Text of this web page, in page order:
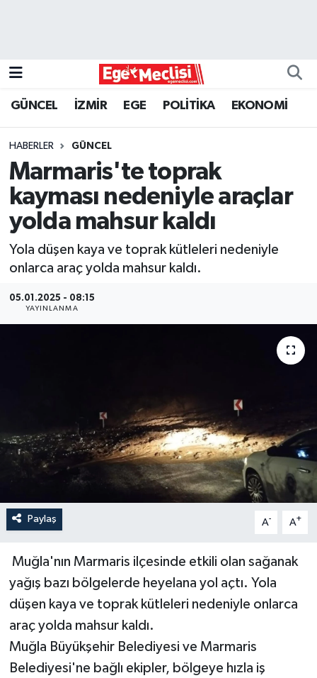
GÜNCEL İZMİR EGE POLİTİKA EKONOMİ
HABERLER GÜNCEL
Marmaris'te toprak
kayması nedeniyle araçlar
yolda mahsur kaldı
Yola düşen kaya ve toprak kütleleri nedeniyle
onlarca araç yolda mahsur kaldı.
05.01.2025 - 08:15
YAYINLANMA
Paylaş A- A+
Muğla'nın Marmaris ilçesinde etkili olan sağanak
yağış bazı bölgelerde heyelana yol açtı. Yola
düşen kaya ve toprak kütleleri nedeniyle onlarca
araç yolda mahsur kaldı.
Muğla Büyükşehir Belediyesi ve Marmaris
Belediyesi'ne bağlı ekipler, bölgeye hızla iş
GÜNCEL
ÖZEL HABER
Programlar
SPOR